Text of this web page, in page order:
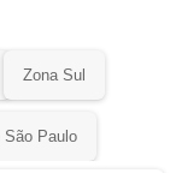
Zona Sul
São Paulo